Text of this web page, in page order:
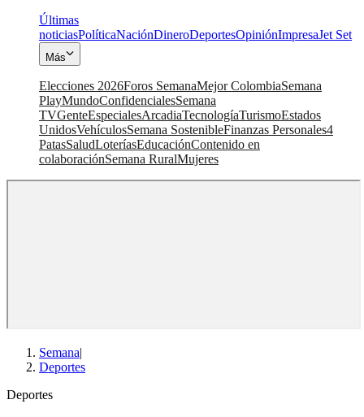
Últimas
noticiasPolíticaNaciónDineroDeportesOpiniónImpresaJet Set
Más
Elecciones 2026Foros SemanaMejor ColombiaSemana
PlayMundoConfidencialesSemana
TVGenteEspecialesArcadiaTecnologíaTurismoEstados
UnidosVehículosSemana SostenibleFinanzas Personales4
PatasSaludLoteríasEducaciónContenido en
colaboraciónSemana RuralMujeres
Semana|
Deportes
Deportes